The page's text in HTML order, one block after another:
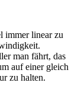
immer linear zu
man fährt, das
auf einer gleich
zu halten.